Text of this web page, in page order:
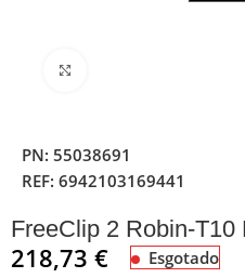
PN:55038691
REF:6942103169441
FreeClip 2 Robin-T10
218,73€ Esgotado